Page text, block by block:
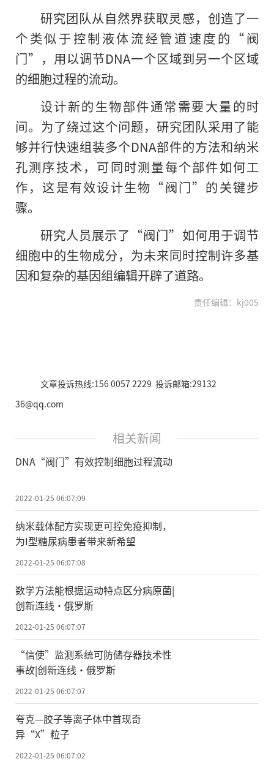
研究团队从自然界获取灵感，创造了一
个类似于控制液体流经管道速度的“阀
门”，用以调节DNA一个区域到另一个区域
的细胞过程的流动。
设计新的生物部件通常需要大量的时
间。为了绕过这个问题，研究团队采用了能
够并行快速组装多个DNA部件的方法和纳米
孔测序技术，可同时测量每个部件如何工
作，这是有效设计生物“阀门”的关键步
骤。
研究人员展示了“阀门”如何用于调节
细胞中的生物成分，为未来同时控制许多基
因和复杂的基因组编辑开辟了道路。
责任编辑：kj005
文章投诉热线:156 0057 2229 投诉邮箱:29132
36@qq.com
相关新闻
DNA“阀门”有效控制细胞过程流动
2022-01-25 06:07:09
纳米载体配方实现更可控免疫抑制，
为I型糖尿病患者带来新希望
2022-01-25 06:07:08
数学方法能根据运动特点区分病原菌|
创新连线·俄罗斯
2022-01-25 06:07:07
“信使”监测系统可防储存器技术性
事故|创新连线·俄罗斯
2022-01-25 06:07:07
夸克—胶子等离子体中首现奇
异“X”粒子
2022-01-25 06:07:02